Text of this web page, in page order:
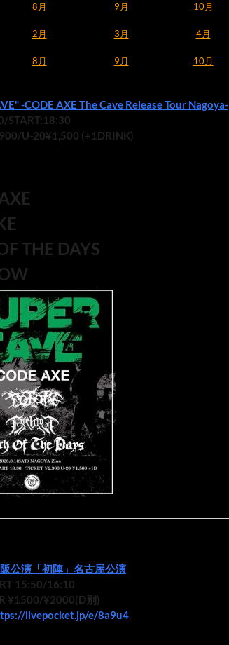
8月 9月 10月
2月 3月 4月
8月 9月 10月
-CODE AXE The Cave Release Tour Nagoya-
START:18:30
U-20¥1,500 (+1DRINK)
THE DAYS
公演「初陣」名古屋公演
15:50/16:10
¥1500/¥2000(D別)
livepocket.jp/e/8a9u4